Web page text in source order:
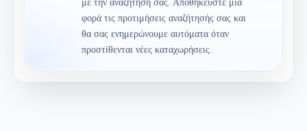
με την αναζήτησή σας. Αποθηκεύστε μία
φορά τις προτιμήσεις αναζήτησής σας και
θα σας ενημερώνουμε αυτόματα όταν
προστίθενται νέες καταχωρήσεις.